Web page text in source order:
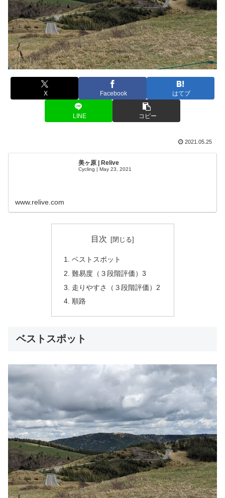
X Facebook はてブ
LINE コピー
2021.05.25
美ヶ原 | Relive
Cycling | May 23, 2021
www.relive.com
目次
ベストスポット
難易度（３段階評価）3
走りやすさ（３段階評価）2
順路
ベストスポット